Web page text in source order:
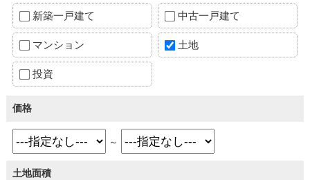
新築一戸建て 中古一戸建て
マンション 土地
投資
価格
～
土地面積